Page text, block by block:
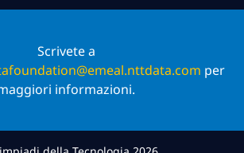
Scrivete a
per
informazioni.